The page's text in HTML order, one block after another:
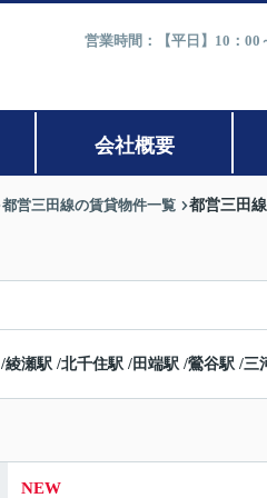
営業時間：【平日】10：
会社概要
都営三田線の賃貸物件一覧 都営三田
/綾瀬駅 /北千住駅 /田端駅 /鶯谷駅 /三
NEW